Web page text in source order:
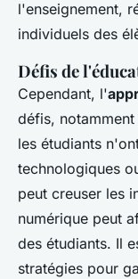
l'enseignement,
individuels des
Défis de
Cependant, l'
défis,
les étudiants
technologiques
peut creuser les
numérique peut
des étudiants. Il
stratégies pour